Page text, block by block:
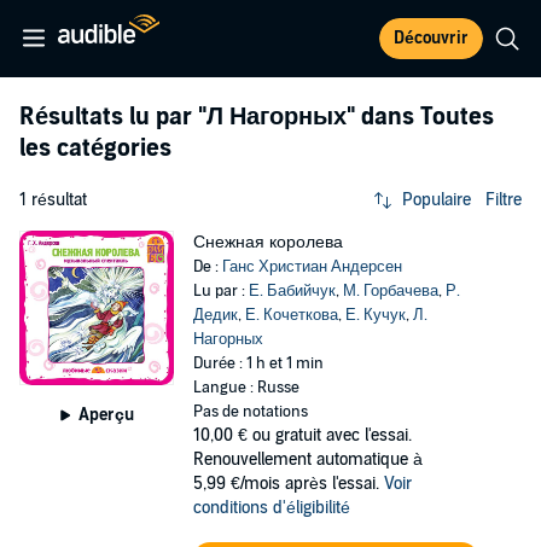
Découvrir
Résultats lu par "Л Нагорных" dans Toutes
les catégories
1 résultat Populaire Filtre
Aperçu
Снежная королева
De : Ганс Христиан Андерсен
Lu par : Е. Бабийчук, М. Горбачева, Р.
Дедик, Е. Кочеткова, Е. Кучук,Л.
Нагорных
Durée : 1 h et 1 min
Langue : Russe
Pas de notations
10,00 € ou gratuit avec l'essai.
Renouvellement automatique à
5,99 €/mois après l'essai. Voir
conditions d'éligibilité